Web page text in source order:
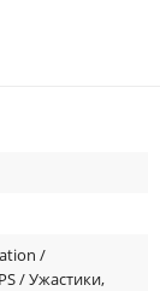
/
/ Ужастики,